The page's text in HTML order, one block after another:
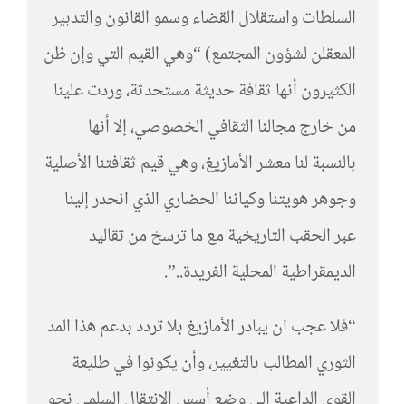
السلطات واستقلال القضاء وسمو القانون والتدبير
المعقلن لشؤون المجتمع) “وهي القيم التي وإن ظن
الكثيرون أنها ثقافة حديثة مستحدثة، وردت علينا
من خارج مجالنا الثقافي الخصوصي، إلا أنها
بالنسبة لنا معشر الأمازيغ، وهي قيم ثقافتنا الأصلية
وجوهر هويتنا وكياننا الحضاري الذي انحدر إلينا
عبر الحقب التاريخية مع ما ترسخ من تقاليد
الديمقراطية المحلية الفريدة..”.
“فلا عجب ان يبادر الأمازيغ بلا تردد بدعم هذا المد
الثوري المطالب بالتغيير، وأن يكونوا في طليعة